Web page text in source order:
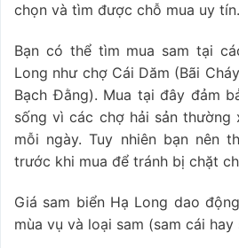
chọn và tìm được chỗ mua uy tín.
Bạn có thể tìm mua sam tại
Long như chợ Cái Dăm (Bãi
Bạch Đằng). Mua tại đây đảm
sống vì các chợ hải sản thường
mỗi ngày. Tuy nhiên bạn nên
trước khi mua để tránh bị chặt
Giá sam biển Hạ Long dao
mùa vụ và loại sam (sam cái